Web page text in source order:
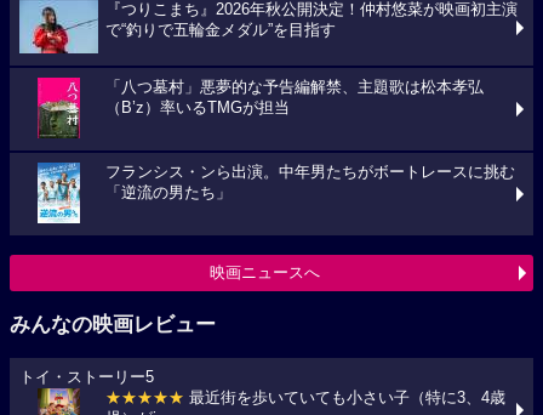
『つりこまち』2026年秋公開決定！仲村悠菜が映画初主演
で“釣りで五輪金メダル”を目指す
「八つ墓村」悪夢的な予告編解禁、主題歌は松本孝弘
（B’z）率いるTMGが担当
フランシス・ンら出演。中年男たちがボートレースに挑む
「逆流の男たち」
映画ニュースへ
みんなの映画レビュー
トイ・ストーリー5
★★★★★ 最近街を歩いていても小さい子（特に3、4歳